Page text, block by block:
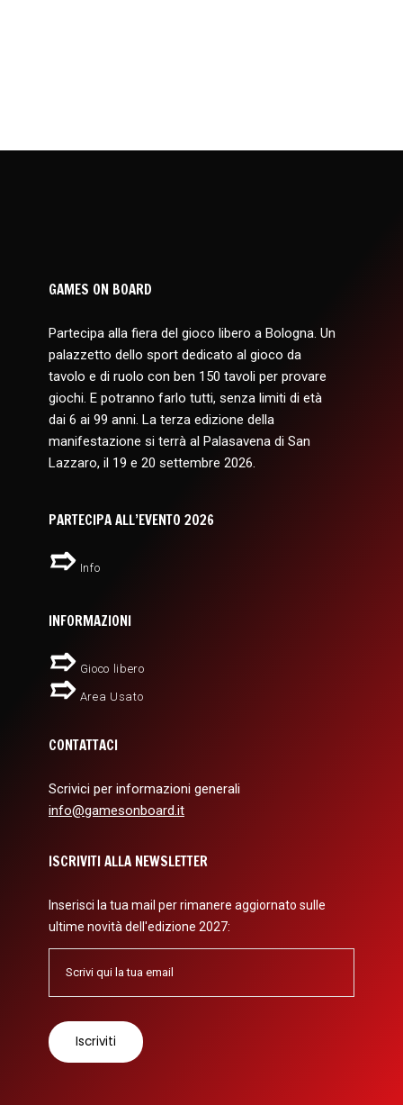
GAMES ON BOARD
Partecipa alla fiera del gioco libero a Bologna. Un
palazzetto dello sport dedicato al gioco da
tavolo e di ruolo con ben 150 tavoli per provare
giochi. E potranno farlo tutti, senza limiti di età
dai 6 ai 99 anni. La terza edizione della
manifestazione si terrà al Palasavena di San
Lazzaro, il 19 e 20 settembre 2026.
PARTECIPA ALL’EVENTO 2026
Info
INFORMAZIONI
Gioco libero
Area Usato
CONTATTACI
Scrivici per informazioni generali
info@gamesonboard.it
ISCRIVITI ALLA NEWSLETTER
Inserisci la tua mail per rimanere aggiornato sulle
ultime novità dell'edizione 2027: